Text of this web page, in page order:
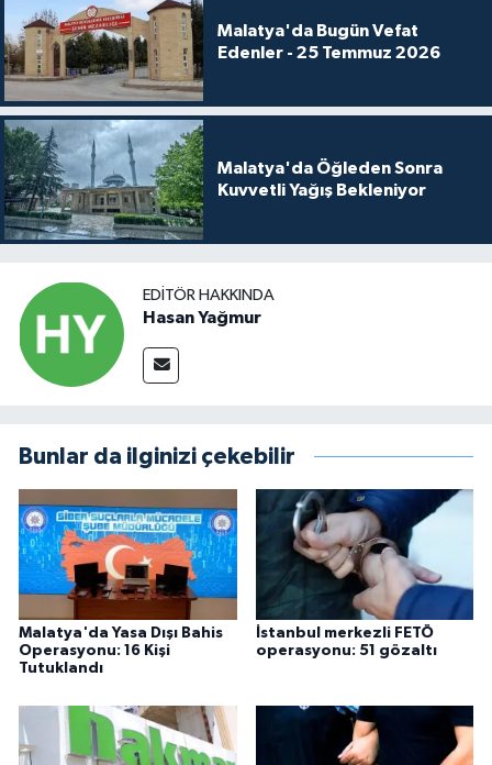
Malatya'da Bugün Vefat
Edenler - 25 Temmuz 2026
Malatya'da Öğleden Sonra
Kuvvetli Yağış Bekleniyor
EDITÖR HAKKINDA
Hasan Yağmur
Bunlar da ilginizi çekebilir
Malatya'da Yasa Dışı Bahis
Operasyonu: 16 Kişi
Tutuklandı
İstanbul merkezli FETÖ
operasyonu: 51 gözaltı